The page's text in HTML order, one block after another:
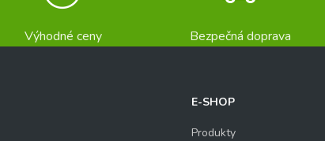
Výhodné ceny Bezpečná doprava
E-SHOP
Produkty